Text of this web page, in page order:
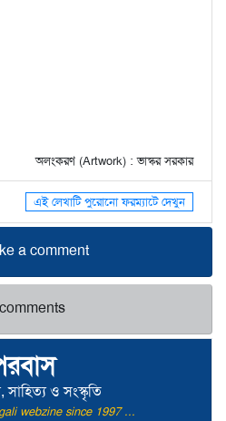
সাহিত্য ও সংস্কৃতি
webzine since 1997 ...
অলংকরণ (Artwork) : ভাস্কর সরকার
এই লেখাটি পুরোনো ফরম্যাটে দেখুন
a comment